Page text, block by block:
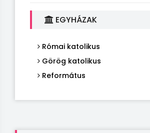
EGYHÁZAK
Római katolikus
Görög katolikus
Református